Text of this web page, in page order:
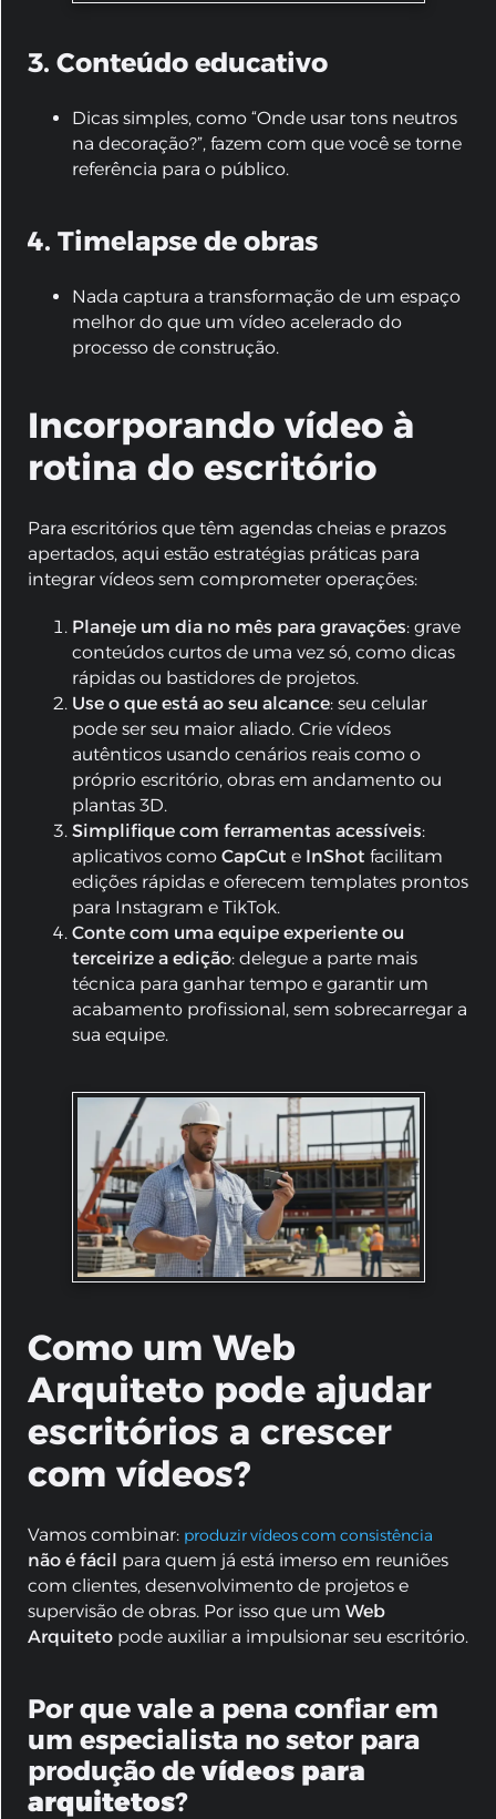
3. Conteúdo educativo
Dicas simples, como “Onde usar tons neutros
na decoração?”, fazem com que você se torne
referência para o público.
4. Timelapse de obras
Nada captura a transformação de um espaço
melhor do que um vídeo acelerado do
processo de construção.
Incorporando vídeo à
rotina do escritório
Para escritórios que têm agendas cheias e prazos
apertados, aqui estão estratégias práticas para
integrar vídeos sem comprometer operações:
Planeje um dia no mês para gravações: grave
conteúdos curtos de uma vez só, como dicas
rápidas ou bastidores de projetos.
Use o que está ao seu alcance: seu celular
pode ser seu maior aliado. Crie vídeos
autênticos usando cenários reais como o
próprio escritório, obras em andamento ou
plantas 3D.
Simplifique com ferramentas acessíveis:
aplicativos como CapCut e InShot facilitam
edições rápidas e oferecem templates prontos
para Instagram e TikTok.
Conte com uma equipe experiente ou
terceirize a edição: delegue a parte mais
técnica para ganhar tempo e garantir um
acabamento profissional, sem sobrecarregar a
sua equipe.
Como um Web
Arquiteto pode ajudar
escritórios a crescer
com vídeos?
Vamos combinar: produzir vídeos com consistência
não é fácil para quem já está imerso em reuniões
com clientes, desenvolvimento de projetos e
supervisão de obras. Por isso que um Web
Arquiteto pode auxiliar a impulsionar seu escritório.
Por que vale a pena confiar em
um especialista no setor para
produção de vídeos para
arquitetos?